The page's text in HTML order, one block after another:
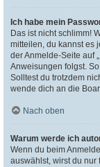
Ich habe mein
Das ist nicht schlimm!
mitteilen, du kannst es
der Anmelde-Seite auf
Anweisungen folgst.
Solltest du trotzdem
wende dich an die
Nach oben
Warum werde ich
Wenn du beim
auswählst, wirst du